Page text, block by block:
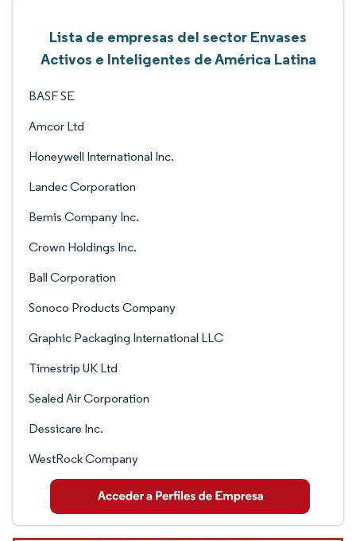
Lista de empresas del sector Envases
Activos e Inteligentes de América Latina
BASF SE
Amcor Ltd
Honeywell International Inc.
Landec Corporation
Bemis Company Inc.
Crown Holdings Inc.
Ball Corporation
Sonoco Products Company
Graphic Packaging International LLC
Timestrip UK Ltd
Sealed Air Corporation
Dessicare Inc.
WestRock Company